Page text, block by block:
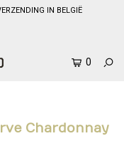
IN BELGIË
0
Chardonnay